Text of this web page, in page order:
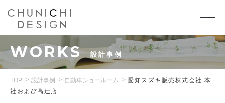
WORKS 設計事例
TOP 設計事例 自動車ショールーム
愛知スズキ販売株式会社 本
社および高辻店